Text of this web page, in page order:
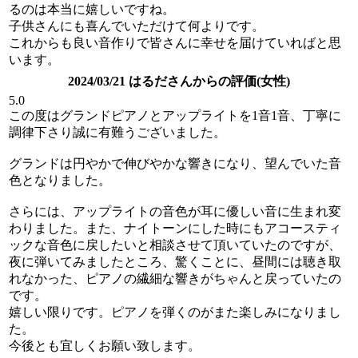
るのは本当に嬉しいですね。
子供さんにも喜んでいただけて何よりです。
これからも良い音作りで皆さんに幸せを届けていればと思
います。
2024/03/21 はるださんからの評価(女性)
5.0
この度はグランドピアノとアップライトを1音1音、丁寧に
調律下さり誠に有難うございました。
グランドは円やかで伸びやかな響きになり、望んでいた音
色となりました。
さらには、アップライトの音色が耳に優しい音に生まれ変
わりました。また、ナイトーンにした時にもアコースティ
ックな音色に戻したいと相談させて頂いていたのですが、
夜に弾いてみましたところ、驚くことに、昼間には聴き取
れなかった、ピアノの繊細な響きがちゃんと戻っていたの
です。
嬉しい限りです。ピアノを弾くのがまた楽しみになりまし
た。
今後とも宜しくお願い致します。